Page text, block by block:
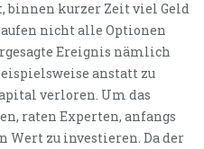
binnen kurzer Zeit viel Geld
nicht alle Optionen
Ereignis nämlich
anstatt zu
verloren. Um das
raten Experten, anfangs
Wert zu investieren. Da der